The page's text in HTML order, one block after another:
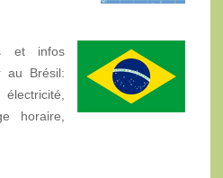
et infos
au Brésil:
horaire,